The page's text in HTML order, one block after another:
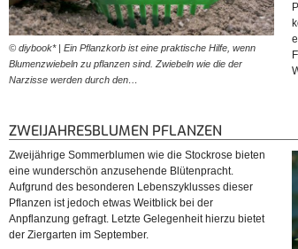
© diybook* | Ein Pflanzkorb ist eine praktische Hilfe, wenn
Blumenzwiebeln zu pflanzen sind. Zwiebeln wie die der
Narzisse werden durch den…
ZWEIJAHRESBLUMEN PFLANZEN
Zweijährige Sommerblumen wie die Stockrose bieten
eine wunderschön anzusehende Blütenpracht.
Aufgrund des besonderen Lebenszyklusses dieser
Pflanzen ist jedoch etwas Weitblick bei der
Anpflanzung gefragt. Letzte Gelegenheit hierzu bietet
der Ziergarten im September.